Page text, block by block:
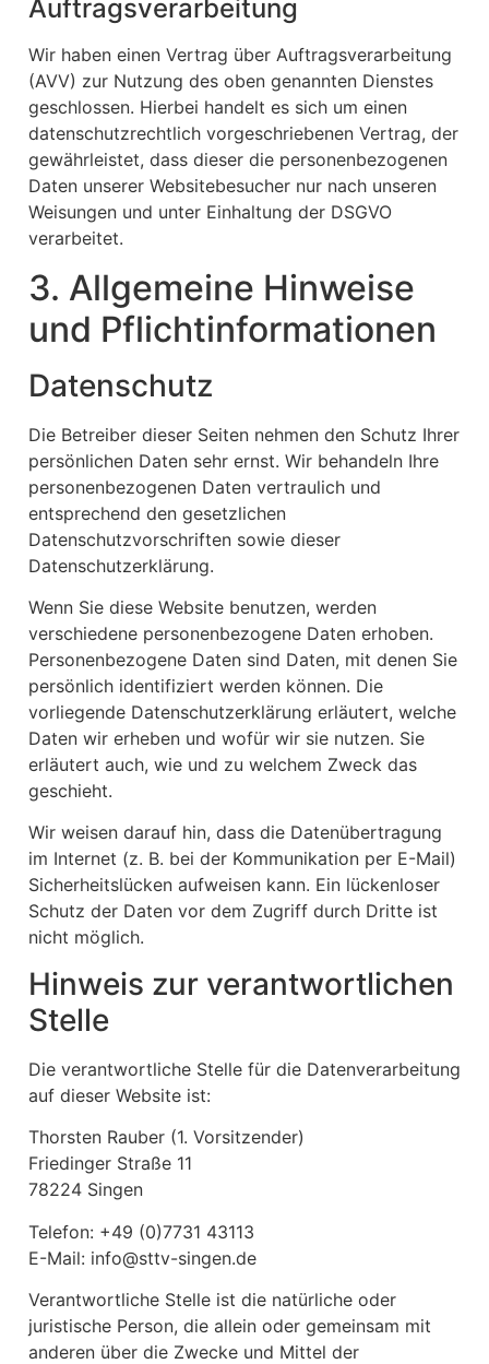
Auftragsverarbeitung
Wir haben einen Vertrag über Auftragsverarbeitung
(AVV) zur Nutzung des oben genannten Dienstes
geschlossen. Hierbei handelt es sich um einen
datenschutzrechtlich vorgeschriebenen Vertrag, der
gewährleistet, dass dieser die personenbezogenen
Daten unserer Websitebesucher nur nach unseren
Weisungen und unter Einhaltung der DSGVO
verarbeitet.
3. Allgemeine Hinweise
und Pflicht­informationen
Datenschutz
Die Betreiber dieser Seiten nehmen den Schutz Ihrer
persönlichen Daten sehr ernst. Wir behandeln Ihre
personenbezogenen Daten vertraulich und
entsprechend den gesetzlichen
Datenschutzvorschriften sowie dieser
Datenschutzerklärung.
Wenn Sie diese Website benutzen, werden
verschiedene personenbezogene Daten erhoben.
Personenbezogene Daten sind Daten, mit denen Sie
persönlich identifiziert werden können. Die
vorliegende Datenschutzerklärung erläutert, welche
Daten wir erheben und wofür wir sie nutzen. Sie
erläutert auch, wie und zu welchem Zweck das
geschieht.
Wir weisen darauf hin, dass die Datenübertragung
im Internet (z. B. bei der Kommunikation per E-Mail)
Sicherheitslücken aufweisen kann. Ein lückenloser
Schutz der Daten vor dem Zugriff durch Dritte ist
nicht möglich.
Hinweis zur verantwortlichen
Stelle
Die verantwortliche Stelle für die Datenverarbeitung
auf dieser Website ist:
Thorsten Rauber (1. Vorsitzender)
Friedinger Straße 11
78224 Singen
Telefon: +49 (0)7731 43113
E-Mail: info@sttv-singen.de
Verantwortliche Stelle ist die natürliche oder
juristische Person, die allein oder gemeinsam mit
anderen über die Zwecke und Mittel der